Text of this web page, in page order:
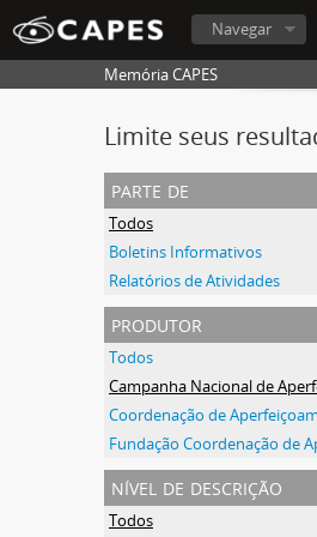
Navegar
Memória CAPES
Limite seus
parte de
Todos
Boletins Informativos
Relatórios de Atividades
produtor
Todos
nível de descrição
Todos